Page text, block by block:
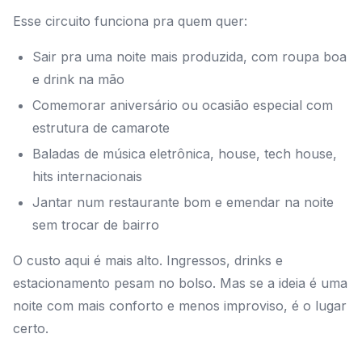
Esse circuito funciona pra quem quer:
Sair pra uma noite mais produzida, com roupa boa
e drink na mão
Comemorar aniversário ou ocasião especial com
estrutura de camarote
Baladas de música eletrônica, house, tech house,
hits internacionais
Jantar num restaurante bom e emendar na noite
sem trocar de bairro
O custo aqui é mais alto. Ingressos, drinks e
estacionamento pesam no bolso. Mas se a ideia é uma
noite com mais conforto e menos improviso, é o lugar
certo.